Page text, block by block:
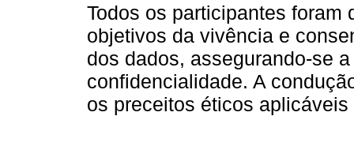
Todos os participantes foram
objetivos da vivência e
dos dados, assegurando-se
confidencialidade. A
os preceitos éticos